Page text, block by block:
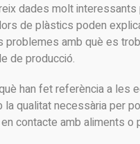
dades molt
de plàstics poden
amb què es
de producció.
han fet referència a les
la qualitat necessària per
contacte amb aliments o